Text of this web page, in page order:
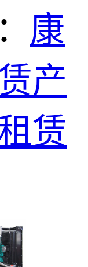
康
产
赁